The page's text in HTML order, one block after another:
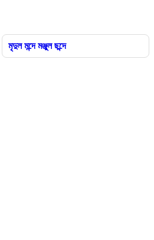
মৃদুল মন্দে মঞ্জুল ছন্দে